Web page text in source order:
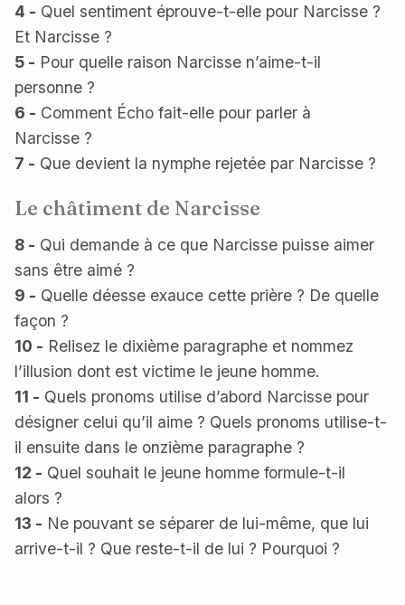
4 - Quel sentiment éprouve-t-elle pour Narcisse ?
Et Narcisse ?
5 - Pour quelle raison Narcisse n’aime-t-il
personne ?
6 - Comment Écho fait-elle pour parler à
Narcisse ?
7 - Que devient la nymphe rejetée par Narcisse ?
Le châtiment de Narcisse
8 - Qui demande à ce que Narcisse puisse aimer
sans être aimé ?
9 - Quelle déesse exauce cette prière ? De quelle
façon ?
10 - Relisez le dixième paragraphe et nommez
l’illusion dont est victime le jeune homme.
11 - Quels pronoms utilise d’abord Narcisse pour
désigner celui qu’il aime ? Quels pronoms utilise-t-
il ensuite dans le onzième paragraphe ?
12 - Quel souhait le jeune homme formule-t-il
alors ?
13 - Ne pouvant se séparer de lui-même, que lui
arrive-t-il ? Que reste-t-il de lui ? Pourquoi ?